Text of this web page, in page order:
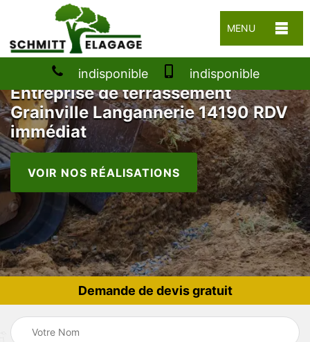
MENU
indisponible indisponible
Entreprise de terrassement
Grainville Langannerie 14190 RDV
immédiat
VOIR NOS RÉALISATIONS
Demande de devis gratuit